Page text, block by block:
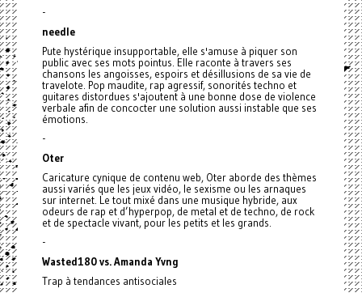
-
needle
Pute hystérique insupportable, elle s'amuse à piquer son
public avec ses mots pointus. Elle raconte à travers ses
chansons les angoisses, espoirs et désillusions de sa vie de
travelote. Pop maudite, rap agressif, sonorités techno et
guitares distordues s'ajoutent à une bonne dose de violence
verbale afin de concocter une solution aussi instable que ses
émotions.
-
Oter
Caricature cynique de contenu web, Oter aborde des thèmes
aussi variés que les jeux vidéo, le sexisme ou les arnaques
sur internet. Le tout mixé dans une musique hybride, aux
odeurs de rap et d’hyperpop, de metal et de techno, de rock
et de spectacle vivant, pour les petits et les grands.
-
Wasted180 vs. Amanda Yvng
Trap à tendances antisociales